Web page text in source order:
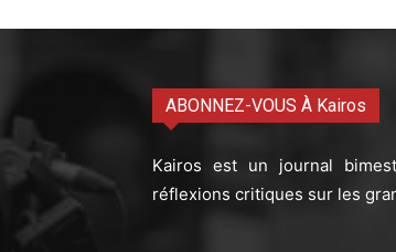
ABONNEZ-VOUS À Kairos
Kairos est un journal
réflexions critiques sur les